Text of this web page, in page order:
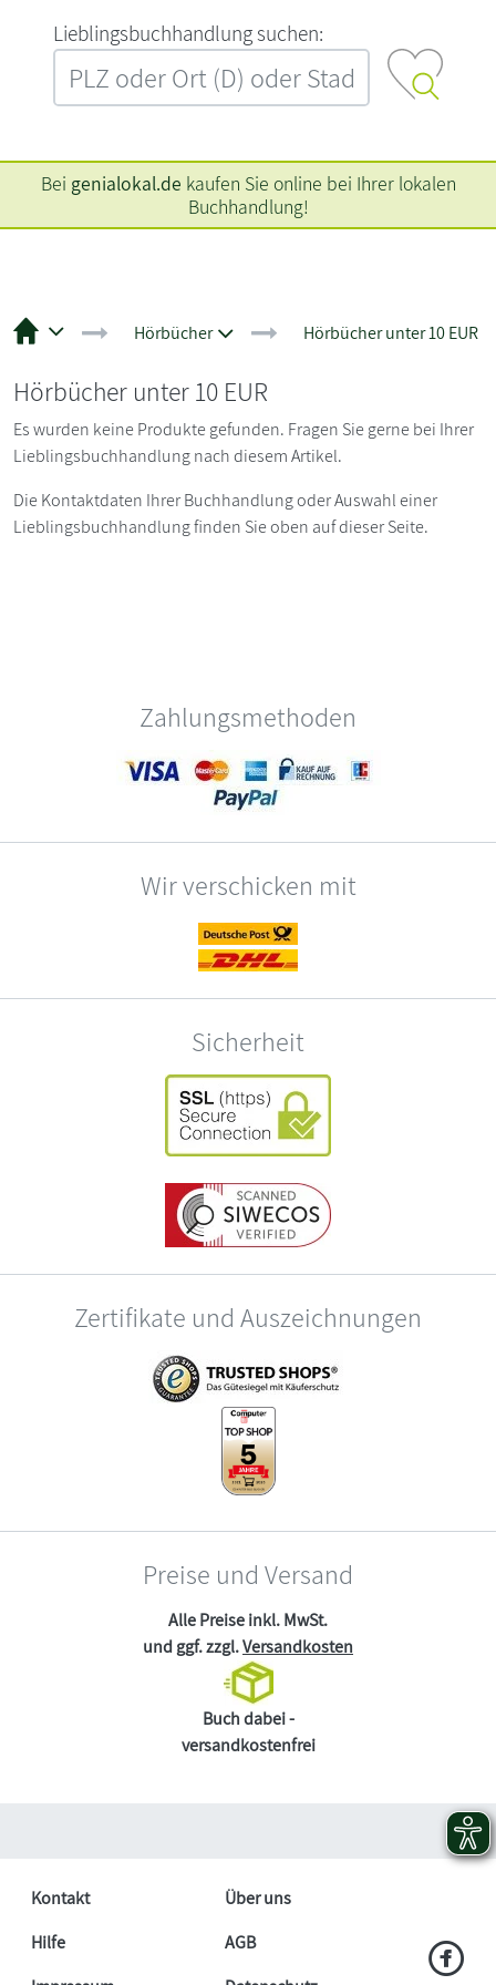
L‍i‍e‍b‍l‍i‍n‍g‍s‍b‍u‍c‍h‍h‍a‍n‍d‍l‍u‍n‍g‍ ‍s‍u‍c‍h‍e‍n‍:‍
Bei genialokal.de kaufen Sie online bei Ihrer lokalen
Buchhandlung!
Hörbücher Hörbücher unter 10 EUR
Hörbücher unter 10 EUR
Es wurden keine Produkte gefunden. Fragen Sie gerne bei Ihrer
Lieblingsbuchhandlung nach diesem Artikel.
Die Kontaktdaten Ihrer Buchhandlung oder Auswahl einer
Lieblingsbuchhandlung finden Sie oben auf dieser Seite.
Zahlungsmethoden
Wir verschicken mit
Sicherheit
Zertifikate und Auszeichnungen
Preise und Versand
Alle Preise inkl. MwSt.
und ggf. zzgl.Versandkosten
Buch dabei -
versandkostenfrei
Kontakt
Über uns
Hilfe
AGB